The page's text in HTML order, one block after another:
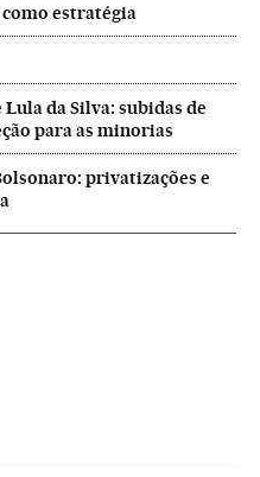
estratégia
da Silva: subidas de
para as minorias
privatizações e